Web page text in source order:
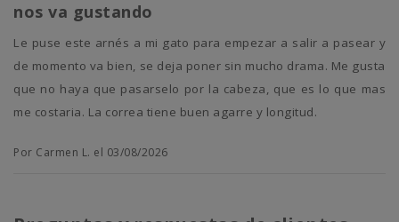
nos va gustando
Le puse este arnés a mi gato para empezar a salir a pasear y
de momento va bien, se deja poner sin mucho drama. Me gusta
que no haya que pasarselo por la cabeza, que es lo que mas
me costaria. La correa tiene buen agarre y longitud.
Por Carmen L. el 03/08/2026